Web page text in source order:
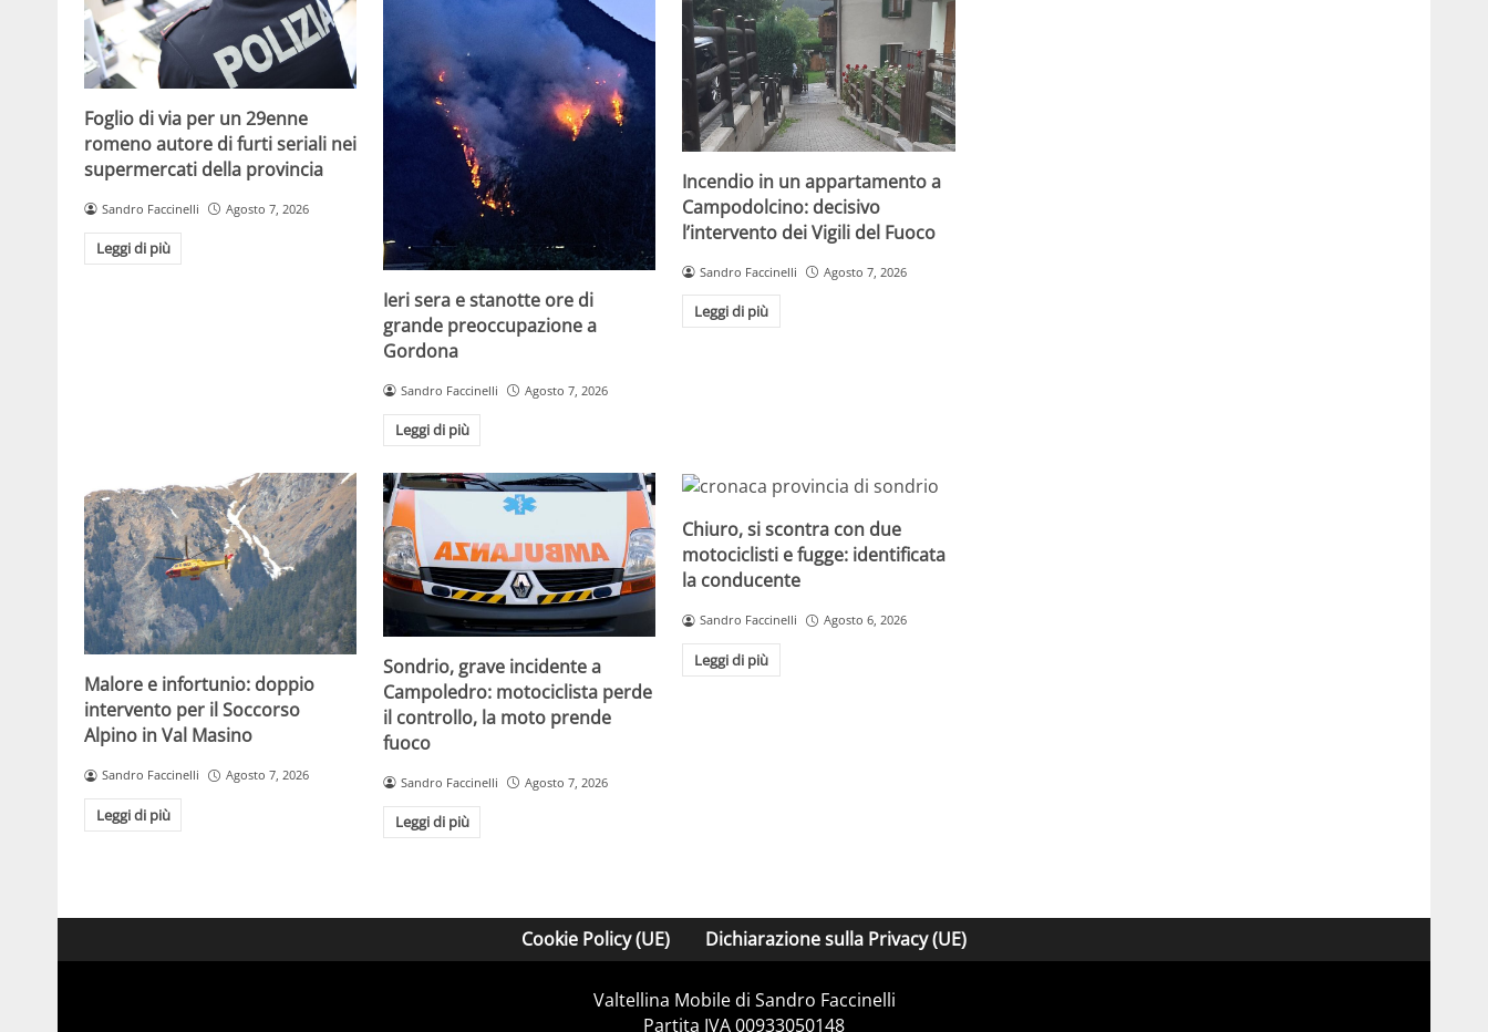
Foglio di via per un 29enne
romeno autore di furti seriali nei
supermercati della provincia
Sandro Faccinelli Agosto 7, 2026
Leggi di più
Ieri sera e stanotte ore di
grande preoccupazione a
Gordona
Sandro Faccinelli Agosto 7, 2026
Leggi di più
Incendio in un appartamento a
Campodolcino: decisivo
l’intervento dei Vigili del Fuoco
Sandro Faccinelli Agosto 7, 2026
Leggi di più
Malore e infortunio: doppio
intervento per il Soccorso
Alpino in Val Masino
Sandro Faccinelli Agosto 7, 2026
Leggi di più
Sondrio, grave incidente a
Campoledro: motociclista perde
il controllo, la moto prende
fuoco
Sandro Faccinelli Agosto 7, 2026
Leggi di più
Chiuro, si scontra con due
motociclisti e fugge: identificata
la conducente
Sandro Faccinelli Agosto 6, 2026
Leggi di più
Cookie Policy (UE) Dichiarazione sulla Privacy (UE)
Valtellina Mobile di Sandro Faccinelli
Partita IVA 00933050148